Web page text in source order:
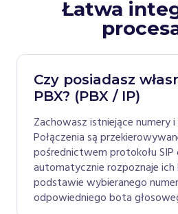
Łatwa
Czy posiadasz
PBX? (PBX / IP)
Zachowasz istniejące numery
Połączenia są
pośrednictwem protokołu
automatycznie rozpoznaje ich
podstawie wybieranego
odpowiedniego bota